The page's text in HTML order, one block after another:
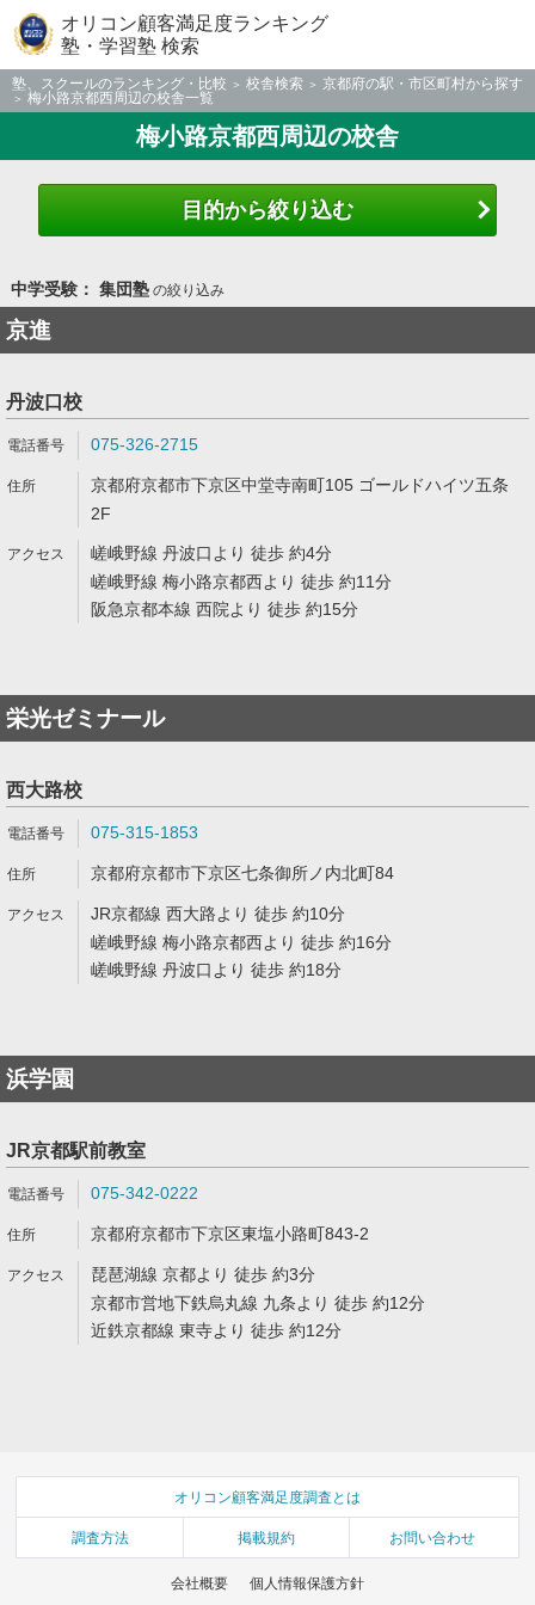
オリコン顧客満足度ランキング
塾・学習塾 検索
塾、スクールのランキング・比較 校舎検索
京都府の駅・市区町村から探す
梅小路京都西周辺の校舎一覧
梅小路京都西周辺の校舎
目的から絞り込む
中学受験： 集団塾の絞り込み
京進
丹波口校
075-326-2715
京都府京都市下京区中堂寺南町105 ゴールドハイツ五条
2F
嵯峨野線 丹波口より 徒歩 約4分
嵯峨野線 梅小路京都西より 徒歩 約11分
阪急京都本線 西院より 徒歩 約15分
栄光ゼミナール
西大路校
075-315-1853
京都府京都市下京区七条御所ノ内北町84
JR京都線 西大路より 徒歩 約10分
嵯峨野線 梅小路京都西より 徒歩 約16分
嵯峨野線 丹波口より 徒歩 約18分
浜学園
JR京都駅前教室
075-342-0222
京都府京都市下京区東塩小路町843-2
琵琶湖線 京都より 徒歩 約3分
京都市営地下鉄烏丸線 九条より 徒歩 約12分
近鉄京都線 東寺より 徒歩 約12分
オリコン顧客満足度調査とは
調査方法 掲載規約 お問い合わせ
会社概要 個人情報保護方針